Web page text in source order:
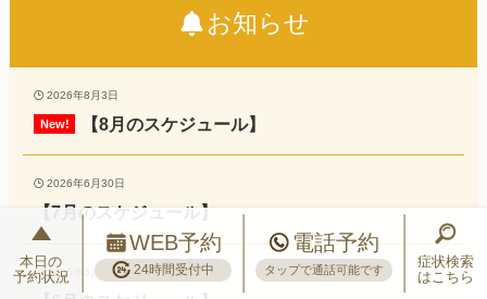
お知らせ
2026年8月3日
【8月のスケジュール】
2026年6月30日
【7月のスケジュール】
2026年6月3日
本日の
予約状況
WEB予約
24時間受付中
電話予約
タップで通話可能です
症状検索
はこちら